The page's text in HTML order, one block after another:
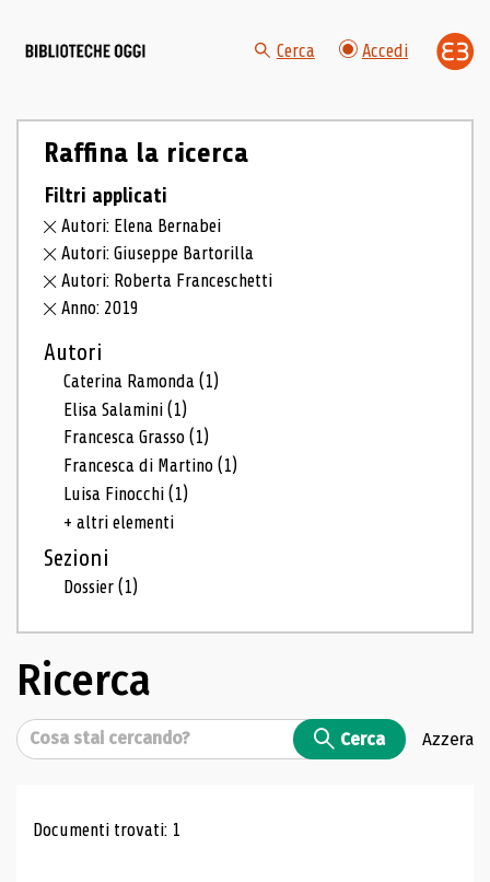
Cerca Accedi
Raffina la ricerca
Filtri applicati
Autori: Elena Bernabei
Autori: Giuseppe Bartorilla
Autori: Roberta Franceschetti
Anno: 2019
Autori
Caterina Ramonda(1)
Elisa Salamini(1)
Francesca Grasso(1)
Francesca di Martino(1)
Luisa Finocchi(1)
+ altri elementi
Sezioni
Dossier(1)
Ricerca
Cerca Cerca Azzera
Risultati di ricerca
Documenti trovati: 1